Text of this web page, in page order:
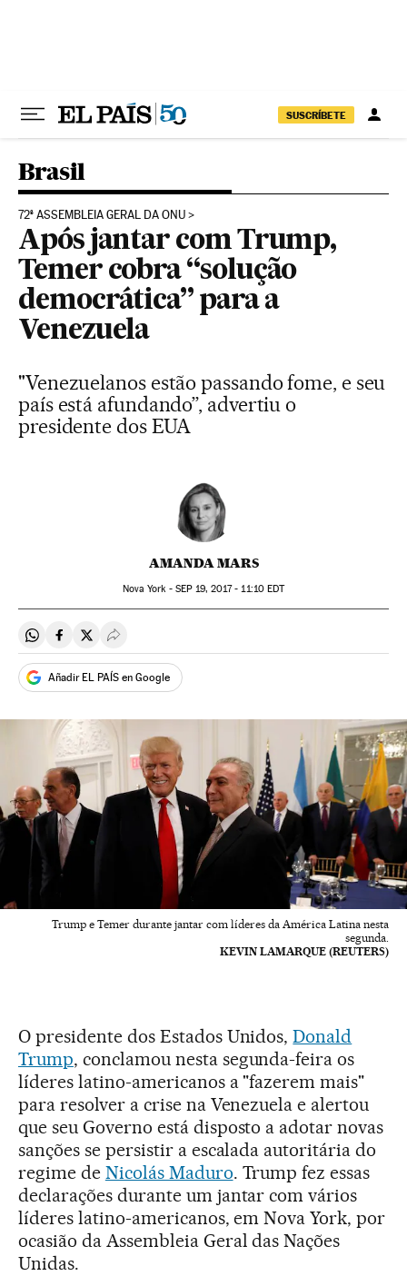
SUSCRÍBETE
Brasil
72ª ASSEMBLEIA GERAL DA ONU
Após jantar com Trump,
Temer cobra “solução
democrática” para a
Venezuela
"Venezuelanos estão passando fome, e seu
país está afundando”, advertiu o
presidente dos EUA
AMANDA MARS
Nova York - SEP 19, 2017 - 11:10EDT
Compartir en Whatsapp
Compartir en Facebook
Compartir en Twitter
Desplegar Redes Sociales
Añadir EL PAÍS en Google
Trump e Temer durante jantar com líderes da América Latina nesta
segunda.
KEVIN LAMARQUE (REUTERS)
O presidente dos Estados Unidos,Donald
Trump, conclamou nesta segunda-feira os
líderes latino-americanos a "fazerem mais"
para resolver a crise na Venezuela e alertou
que seu Governo está disposto a adotar novas
sanções se persistir a escalada autoritária do
regime de Nicolás Maduro. Trump fez essas
declarações durante um jantar com vários
líderes latino-americanos, em Nova York, por
ocasião da Assembleia Geral das Nações
Unidas.